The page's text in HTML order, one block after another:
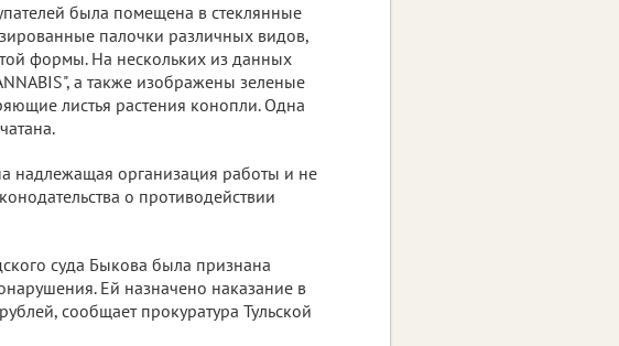
была помещена в стеклянные
палочки различных видов,
формы. На нескольких из данных
а также изображены зеленые
листья растения конопли. Одна
надлежащая организация работы и не
о противодействии
суда Быкова была признана
Ей назначено наказание в
сообщает прокуратура Тульской